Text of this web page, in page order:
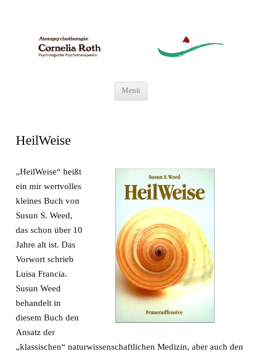
Menü
HeilWeise
„HeilWeise“ heißt
ein mir wertvolles
kleines Buch von
Susun S. Weed,
das schon über 10
Jahre alt ist. Das
Vorwort schrieb
Luisa Francia.
Susun Weed
behandelt in
diesem Buch den
Ansatz der
„klassischen“ naturwissenschaftlichen Medizin, aber auch den